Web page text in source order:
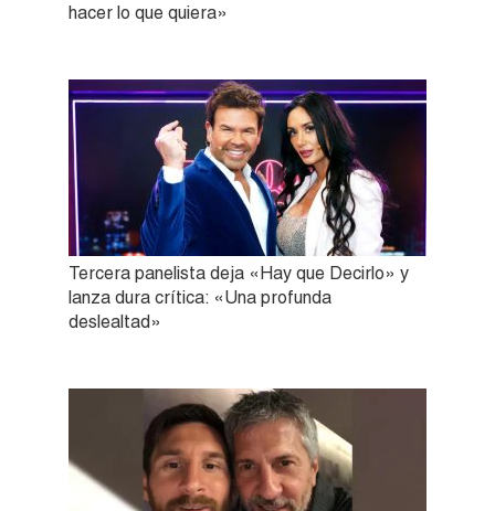
hacer lo que quiera»
Tercera panelista deja «Hay que Decirlo» y
lanza dura crítica: «Una profunda
deslealtad»